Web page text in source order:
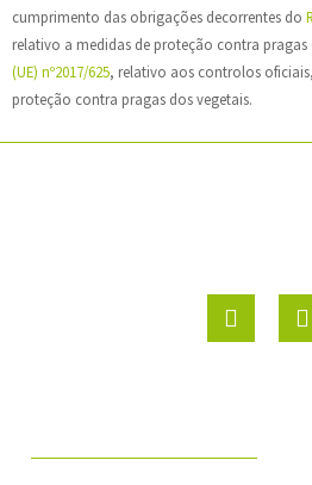
cumprimento das obrigações decorrentes do
relativo a medidas de proteção contra pragas
(UE) nº2017/625, relativo aos controlos
proteção contra pragas dos vegetais.